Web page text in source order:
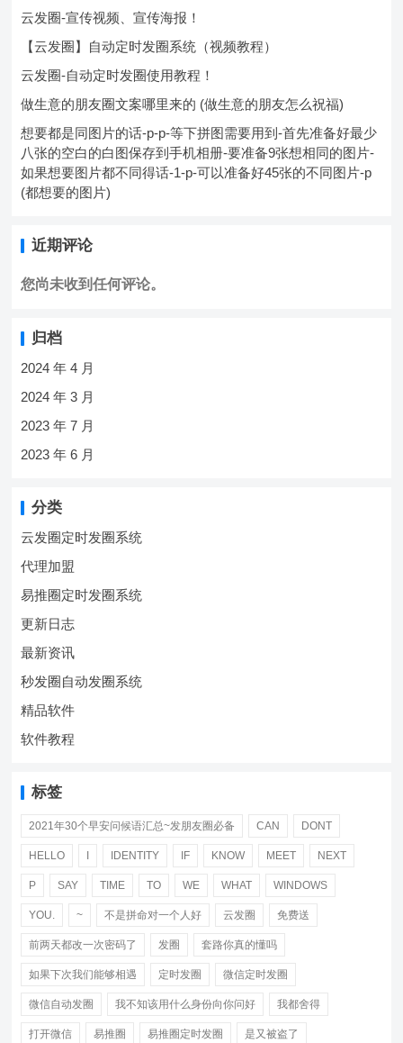
云发圈-宣传视频、宣传海报！
【云发圈】自动定时发圈系统（视频教程）
云发圈-自动定时发圈使用教程！
做生意的朋友圈文案哪里来的 (做生意的朋友怎么祝福)
想要都是同图片的话-p-p-等下拼图需要用到-首先准备好最少
八张的空白的白图保存到手机相册-要准备9张想相同的图片-
如果想要图片都不同得话-1-p-可以准备好45张的不同图片-p
(都想要的图片)
近期评论
您尚未收到任何评论。
归档
2024 年 4 月
2024 年 3 月
2023 年 7 月
2023 年 6 月
分类
云发圈定时发圈系统
代理加盟
易推圈定时发圈系统
更新日志
最新资讯
秒发圈自动发圈系统
精品软件
软件教程
标签
2021年30个早安问候语汇总~发朋友圈必备 CAN DONT
HELLO IDENTITY IF KNOW MEET NEXT
P SAY TIME TO WE WHAT WINDOWS
YOU. ~ 不是拼命对一个人好 云发圈 免费送
前两天都改一次密码了 发圈 套路你真的懂吗
如果下次我们能够相遇 定时发圈 微信定时发圈
微信自动发圈 我不知该用什么身份向你问好 我都舍得
打开微信 易推圈 易推圈定时发圈 是又被盗了